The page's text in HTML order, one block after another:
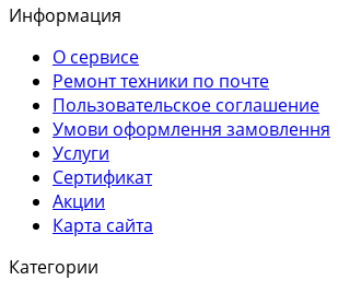
Информация
О сервисе
Ремонт техники по почте
Пользовательское соглашение
Умови оформлення замовлення
Услуги
Сертификат
Акции
Карта сайта
Категории